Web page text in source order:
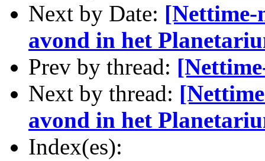
Next by Date: [Nettime-
avond in het
Prev by thread:
Next by thread:
avond in het
Index(es):